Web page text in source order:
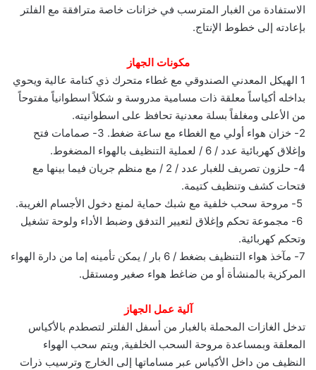
الاستفادة من الغبار المترسب في خزانات خاصة مترافقة مع الفلتر
بإعادته إلى خطوط الإنتاج.‏
مكونات الجهاز
1 الهيكل المعدني الصندوقي مع غطاء متحرك ذي كتامة عالية ويحوي
بداخله أكياساً معلقة ذات مسامية مدروسة و شكلاً اسطوانياً مفتوحاً
من الأعلى ومغلفاً بسلة معدنية تحافظ على اسطوانيته.‏
2- خزان هواء أولي مع الغطاء مع ساعة ضغط.‏ 3- صمامات فتح
وإغلاق كهربائية عدد / 6 / لعملية التنظيف بالهواء المضغوط.‏
4- حلزون تصريف للغبار عدد / 2 / مع منظم جريان فيما بينها مع
فتحات كشف وتنظيف كتيمة.
‏ 6- مجموعة تحكم وإغلاق لتعيير التدفق وضبط الأداء ولوحة تشغيل
وتحكم كهربائية.‏
7- مآخذ هواء التنظيف بضغط / 6 بار / يمكن تأمينه إما من دارة الهواء
المركزية بالمنشأة أو من ضاغط هواء صغير ومستقل.‏
آلية عمل الجهاز
تدخل الغازات المحملة بالغبار من أسفل الفلتر لتصطدم بالأكياس
المعلقة وبمساعدة مروحة السحب الخلفية, ويتم سحب الهواء
النظيف من داخل الأكياس عبر مساماتها إلى الخارج وترسيب ذرات